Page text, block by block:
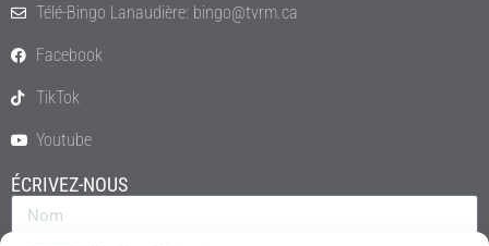
Télé-Bingo Lanaudière: bingo@tvrm.ca
Facebook
TikTok
Youtube
ÉCRIVEZ-NOUS